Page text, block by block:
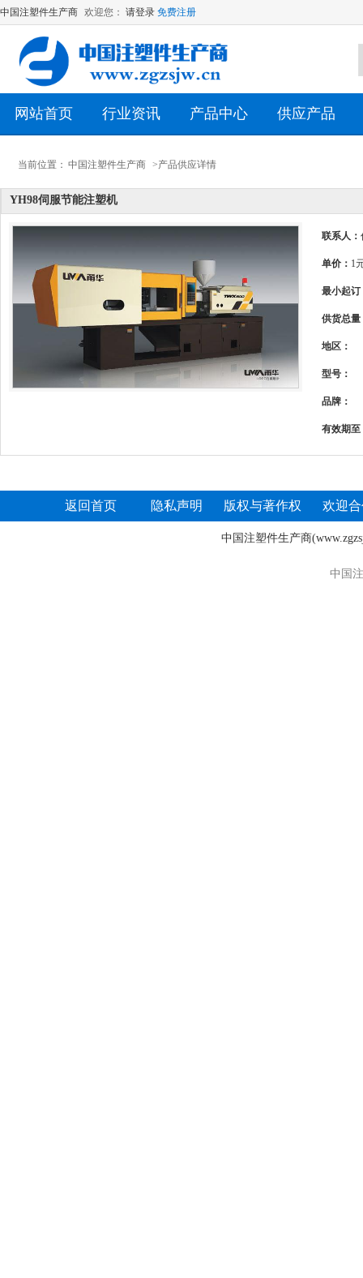
中国注塑件生产商 欢迎您： 请登录 免费注册
网站首页 行业资讯 产品中心 供应产品
当前位置： 中国注塑件生产商 >产品供应详情
YH98伺服节能注塑机
联系人：
单价： 1
最小起订
供货总量
地区：
型号：
品牌：
有效期至
返回首页 隐私声明 版权与著作权 欢迎
中国注塑件生产商
中国